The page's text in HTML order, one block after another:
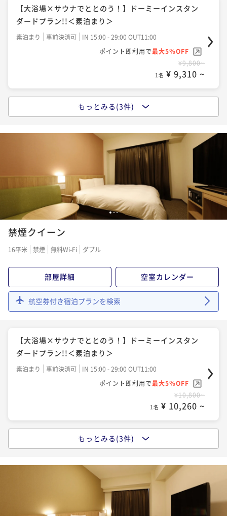
【大浴場×サウナでととのう！】ドーミーインスタン
ダードプラン!!＜素泊まり＞
素泊まり 事前決済可
IN 15:00 - 29:00 OUT11:00
ポイント即利用で最大5％OFF
¥9,800~
1名 ¥ 9,310 ~
【大浴場×サウナでととのう！】ドーミーインスタン
IN 15:00 - 29:00 OUT11:00
ポイント即利用で 最大5％OFF
¥ 11,210 ~
【連泊割◇素泊まり】【清掃無し】2～3連泊のweco
プラン＜Wifi＆ランドリー無料＞
¥18,800~
1名 ¥ 17,860 ~
朝食付き 事前決済可
IN 15:00 - 29:00 OUT11:00
ポイント即利用で
1名 ¥ 21,660 ~
もっとみる(3件)
123
禁煙クイーン
16平米 禁煙 無料Wi-Fi ダブル
部屋詳細 空室カレンダー
航空券付き宿泊プランを検索
【大浴場×サウナでととのう！】ドーミーインスタン
ダードプラン!!＜素泊まり＞
素泊まり 事前決済可
IN 15:00 - 29:00 OUT11:00
ポイント即利用で最大5％OFF
¥10,800~
1名 ¥ 10,260 ~
【大浴場×サウナでととのう！】ドーミーインスタン
IN 15:00 - 29:00 OUT11:00
ポイント即利用で
¥ 12,160 ~
もっとみる(3件)